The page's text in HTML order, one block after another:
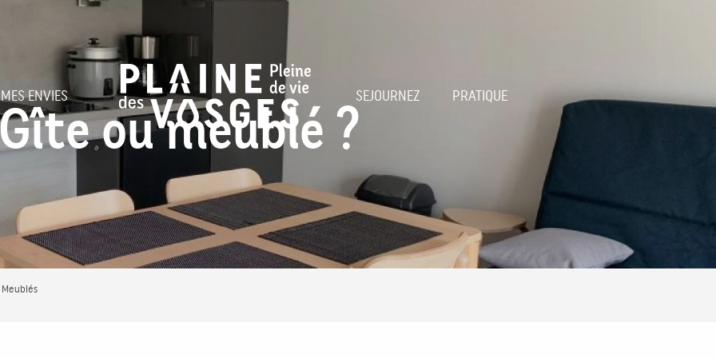
ENVIES SEJOURNEZ PRATIQUE
ou meublé ?